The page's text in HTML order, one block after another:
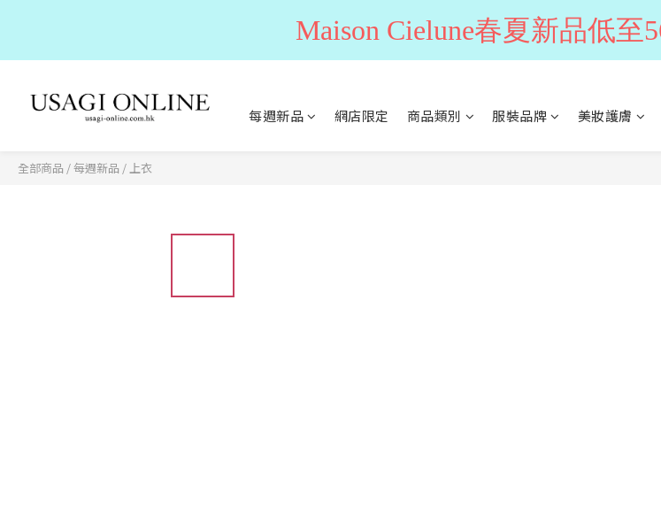
每週新品 網店限定 商品類別 服裝品牌 美妝護膚
全部商品 /每週新品 /上衣
Maison Cielune春夏新品低至